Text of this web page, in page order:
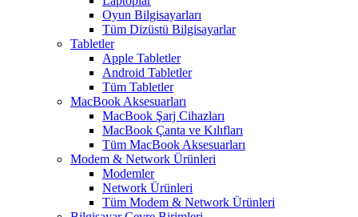
Oyun Bilgisayarları
Tüm Dizüstü Bilgisayarlar
Tabletler
Apple Tabletler
Android Tabletler
Tüm Tabletler
MacBook Aksesuarları
MacBook Şarj Cihazları
MacBook Çanta ve Kılıfları
Tüm MacBook Aksesuarları
Modem & Network Ürünleri
Modemler
Network Ürünleri
Tüm Modem & Network Ürünleri